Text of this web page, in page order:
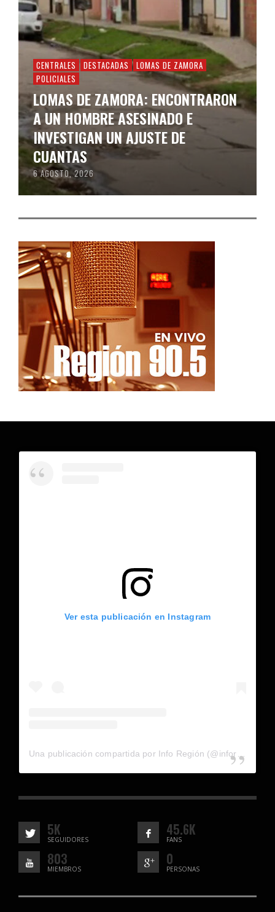
CENTRALES DESTACADAS
LOMAS DE ZAMORA
POLICIALES
LOMAS DE ZAMORA: ENCONTRARON
A UN HOMBRE ASESINADO E
INVESTIGAN UN AJUSTE DE
CUANTAS
6 AGOSTO, 2026
Ver esta publicación en Instagram
Una publicación compartida por Info Región (@inforegion_redes)
5K
SEGUIDORES
45.6K
FANS
803
MIEMBROS
0
PERSONAS